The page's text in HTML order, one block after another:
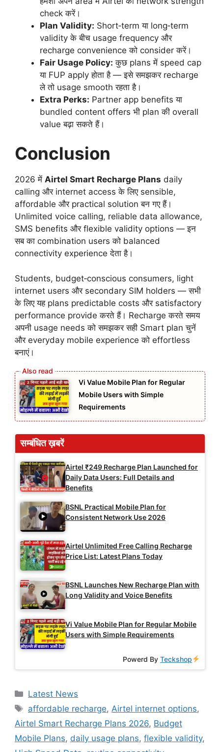
check करें।
Plan Validity: Short‑term या long‑term
validity के बीच usage frequency और
recharge convenience को consider करें।
Fair Usage Policy: कुछ plans में speed cap
या FUP apply होता है — इसे समझकर recharge
ले तो usage smooth रहता है।
Extra Perks: Partner app benefits या
bundled content offers भी plan की overall
value बढ़ा सकते हैं।
Conclusion
2026 में Airtel Smart Recharge Plans daily
calling और internet access के लिए sensible,
affordable और practical solution बन गए हैं।
Unlimited voice calling, reliable data allowance,
SMS benefits और flexible validity options — इन
सब का combination users को balanced
connectivity experience देता है।
Students, budget‑conscious consumers, light
internet users और secondary SIM holders — सभी
के लिए यह plans predictable costs और satisfactory
performance provide करते हैं। Recharge करते समय
अपनी usage needs को समझकर सही Smart plan चुनें
और everyday mobile experience को effortless
बनाएं।
Vi Value Mobile Plan for Regular
Mobile Users with Simple
Requirements
सम्बंधित ख़बरें
Airtel ₹249 Recharge Plan Launched for
Daily Data Users: Full Details and
Benefits
BSNL Practical Mobile Plan for
Consistent Network Use 2026
Airtel Unlimited Free Calling Recharge
Price List: Latest Plans Today
BSNL Launches New Recharge Plan with
Long Validity and Voice Benefits
Vi Value Mobile Plan for Regular Mobile
Users with Simple Requirements
Powerd ByTeckshop
Categories
Latest News
Tags
affordable recharge, Airtel internet options,
Airtel Smart Recharge Plans 2026, Budget
Mobile Plans, daily usage plans, flexible validity,